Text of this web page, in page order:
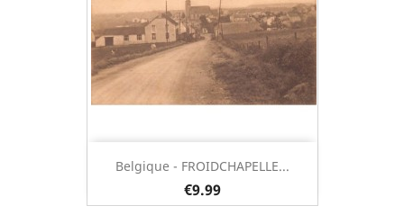
Belgique - FROIDCHAPELLE...
€9.99